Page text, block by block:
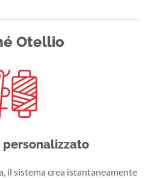
Otellio
personalizzato
il sistema crea istantaneamente